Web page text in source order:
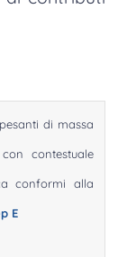
di massa
contestuale
conformi alla
E